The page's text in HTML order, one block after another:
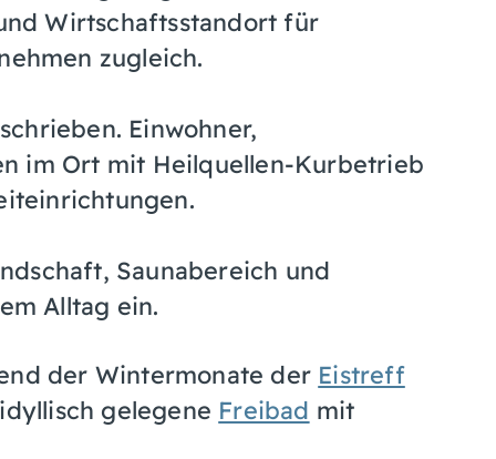
Wirtschaftsstandort für
zugleich.
Einwohner,
im Ort mit Heilquellen-Kurbetrieb
Saunabereich und
Alltag ein.
der Wintermonate der Eistreff
gelegene Freibad mit